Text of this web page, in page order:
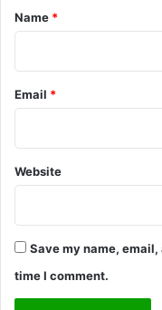
*
Name *
Email *
Website
Save my name,
time I comment.